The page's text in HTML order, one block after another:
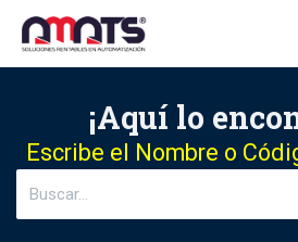
¡Aquí lo
Escribe el Nombre o